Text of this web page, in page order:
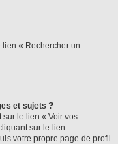
« Rechercher un
et sujets ?
sur le lien « Voir vos
sur le lien
votre propre page de profil